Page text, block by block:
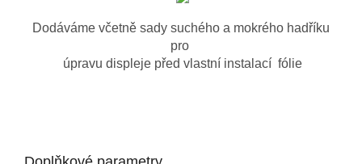
Dodáváme včetně sady suchého a mokrého hadříku
pro
úpravu displeje před vlastní instalací fólie